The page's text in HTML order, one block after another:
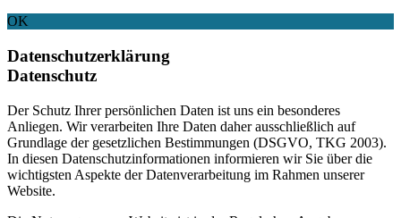
OK
Datenschutzerklärung
Datenschutz
Der Schutz Ihrer persönlichen Daten ist uns ein besonderes
Anliegen. Wir verarbeiten Ihre Daten daher ausschließlich auf
Grundlage der gesetzlichen Bestimmungen (DSGVO, TKG 2003).
In diesen Datenschutzinformationen informieren wir Sie über die
wichtigsten Aspekte der Datenverarbeitung im Rahmen unserer
Website.